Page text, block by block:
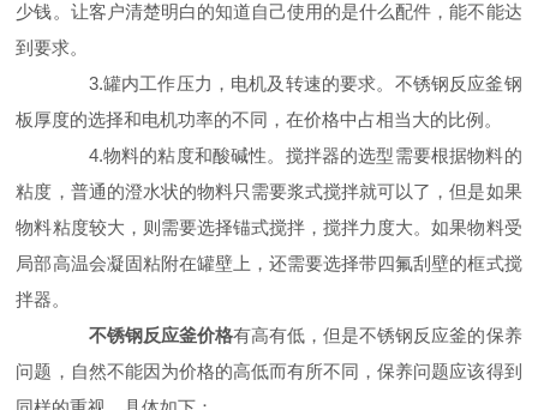
少钱。让客户清楚明白的知道自己使用的是什么配件，能不能达
到要求。
3.罐内工作压力，电机及转速的要求。不锈钢反应釜钢
板厚度的选择和电机功率的不同，在价格中占相当大的比例。
4.物料的粘度和酸碱性。搅拌器的选型需要根据物料的
粘度，普通的澄水状的物料只需要浆式搅拌就可以了，但是如果
物料粘度较大，则需要选择锚式搅拌，搅拌力度大。如果物料受
局部高温会凝固粘附在罐壁上，还需要选择带四氟刮壁的框式搅
拌器。
不锈钢反应釜价格有高有低，但是不锈钢反应釜的保养
问题，自然不能因为价格的高低而有所不同，保养问题应该得到